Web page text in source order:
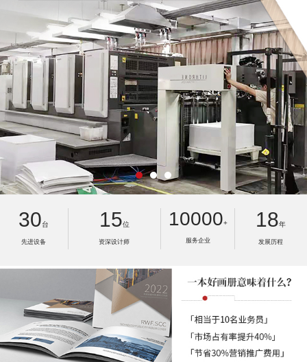
30台
先进设备
15位
资深设计师
10000+
服务企业
18年
发展历程